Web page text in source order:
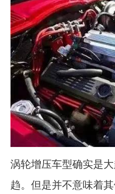
涡轮增压车型确实是
趋。但是并不意味着